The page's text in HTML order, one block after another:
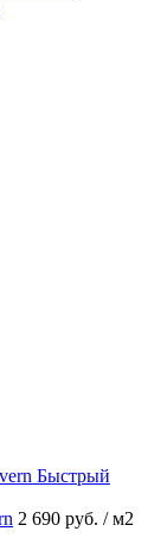
Быстрый
2 690 руб. / м2